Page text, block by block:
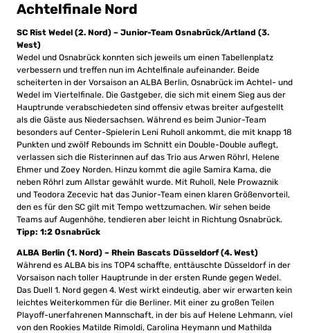
Achtelfinale Nord
SC Rist Wedel (2. Nord) – Junior-Team Osnabrück/Artland (3.
West)
Wedel und Osnabrück konnten sich jeweils um einen Tabellenplatz
verbessern und treffen nun im Achtelfinale aufeinander. Beide
scheiterten in der Vorsaison an ALBA Berlin, Osnabrück im Achtel- und
Wedel im Viertelfinale. Die Gastgeber, die sich mit einem Sieg aus der
Hauptrunde verabschiedeten sind offensiv etwas breiter aufgestellt
als die Gäste aus Niedersachsen. Während es beim Junior-Team
besonders auf Center-Spielerin Leni Ruholl ankommt, die mit knapp 18
Punkten und zwölf Rebounds im Schnitt ein Double-Double auflegt,
verlassen sich die Risterinnen auf das Trio aus Arwen Röhrl, Helene
Ehmer und Zoey Norden. Hinzu kommt die agile Samira Kama, die
neben Röhrl zum Allstar gewählt wurde. Mit Ruholl, Nele Prowaznik
und Teodora Zecevic hat das Junior-Team einen klaren Größenvorteil,
den es für den SC gilt mit Tempo wettzumachen. Wir sehen beide
Teams auf Augenhöhe, tendieren aber leicht in Richtung Osnabrück.
Tipp: 1:2 Osnabrück
ALBA Berlin (1. Nord) – Rhein Bascats Düsseldorf (4. West)
Während es ALBA bis ins TOP4 schaffte, enttäuschte Düsseldorf in der
Vorsaison nach toller Hauptrunde in der ersten Runde gegen Wedel.
Das Duell 1. Nord gegen 4. West wirkt eindeutig, aber wir erwarten kein
leichtes Weiterkommen für die Berliner. Mit einer zu großen Teilen
Playoff-unerfahrenen Mannschaft, in der bis auf Helene Lehmann, viel
von den Rookies Matilde Rimoldi, Carolina Heymann und Mathilda